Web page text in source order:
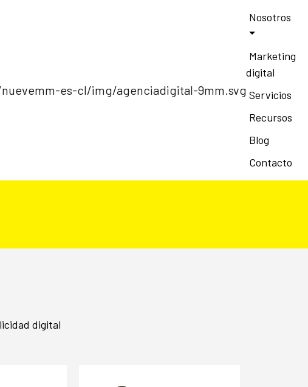
Nosotros
Marketing
digital
Servicios
Recursos
Blog
Contacto
digital